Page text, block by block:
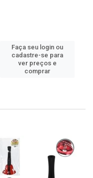
Faça seu login ou
cadastre-se para
ver preços e
comprar